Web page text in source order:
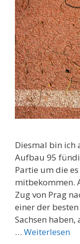
Diesmal bin ich
Aufbau 95
Partie um die
mitbekommen.
Zug von Prag
einer der
Sachsen
… Weiterlesen